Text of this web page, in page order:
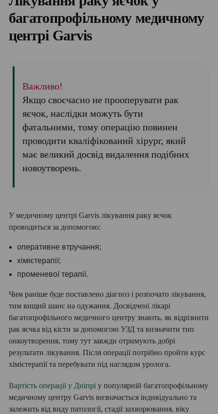
багатопрофільному медичному
центрі Garvis
Важливо!
Якщо своєчасно не прооперувати рак
яєчок, наслідки можуть бути
фатальними, тому операцію повинен
проводити кваліфікований хірург, який
має великий досвід видалення подібних
новоутворень.
У медичному центрі Garvis лікування раку яєчок
проводиться за допомогою:
оперативне втручання;
хімієтерапії;
променевої терапії.
Чим раніше буде поставлено діагноз і розпочато лікування,
тим вищий шанс на одужання. Досвідчені лікарі
багатопрофільного медичного центру знають, як відрізнити
рак яєчка від кісти за допомогою УЗД та визначити тип
онкоутворення, тому тут завжди отримують добрі
результати лікування. Після операції потрібно пройти курс
хімієтерапії та перебувати під наглядом уролога.
Вартість операції у Дніпрі у популярній багатопрофільному
медичному центру Garvis визначається індивідуально та
залежить від виду патології, стадії захворювання, віку